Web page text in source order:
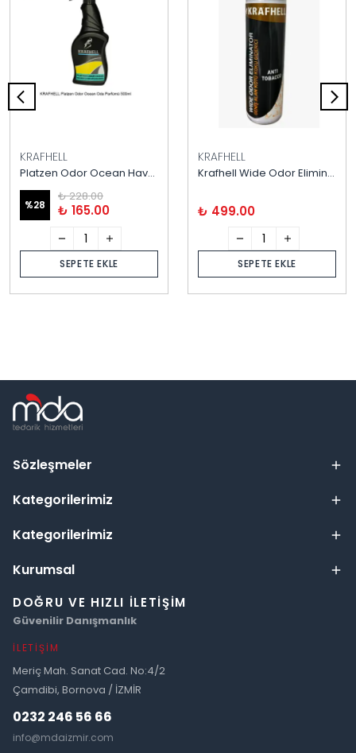
KRAFHELL
Platzen Odor Ocean Hava Aromatize Edici 500 ml
%28
₺ 228.00
₺ 165.00
SEPETE EKLE
KRAFHELL
Krafhell Wide Odor Eliminator 500 ml
₺ 499.00
SEPETE EKLE
Sözleşmeler
Kategorilerimiz
Kategorilerimiz
Kurumsal
DOĞRU VE HIZLI İLETIŞIM
Güvenilir Danışmanlık
İLETIŞIM
Meriç Mah. Sanat Cad. No:4/2
Çamdibi, Bornova / İZMİR
0232 246 56 66
info@mdaizmir.com